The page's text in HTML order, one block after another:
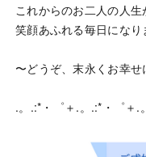
これからのお二人の人生
笑顔あふれる毎日にな
〜どうぞ、末永くお幸せ
.。.:*・゜＋.。.:*・゜＋.